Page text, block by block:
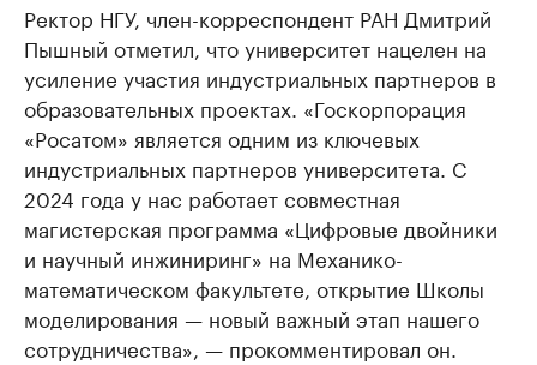
Ректор НГУ, член-корреспондент РАН Дмитрий
Пышный отметил, что университет нацелен на
усиление участия индустриальных партнеров в
образовательных проектах. «Госкорпорация
«Росатом» является одним из ключевых
индустриальных партнеров университета. С
2024 года у нас работает совместная
магистерская программа «Цифровые двойники
и научный инжиниринг» на Механико-
математическом факультете, открытие Школы
моделирования — новый важный этап нашего
сотрудничества», — прокомментировал он.